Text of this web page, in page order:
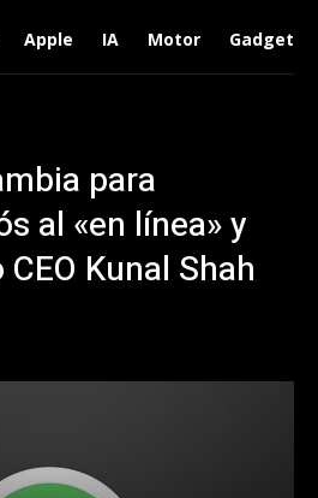
Apple IA Motor Gadgets
para
al «en línea» y
Kunal Shah